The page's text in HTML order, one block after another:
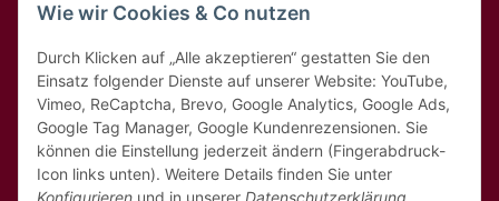
Wie wir Cookies & Co nutzen
Durch Klicken auf „Alle akzeptieren“ gestatten Sie den
Einsatz folgender Dienste auf unserer Website: YouTube,
Vimeo, ReCaptcha, Brevo, Google Analytics, Google Ads,
Google Tag Manager, Google Kundenrezensionen. Sie
können die Einstellung jederzeit ändern (Fingerabdruck-
Icon links unten). Weitere Details finden Sie unter
Konfigurieren und in unserer Datenschutzerklärung
Hilfe & Kontakt
Rechtliches